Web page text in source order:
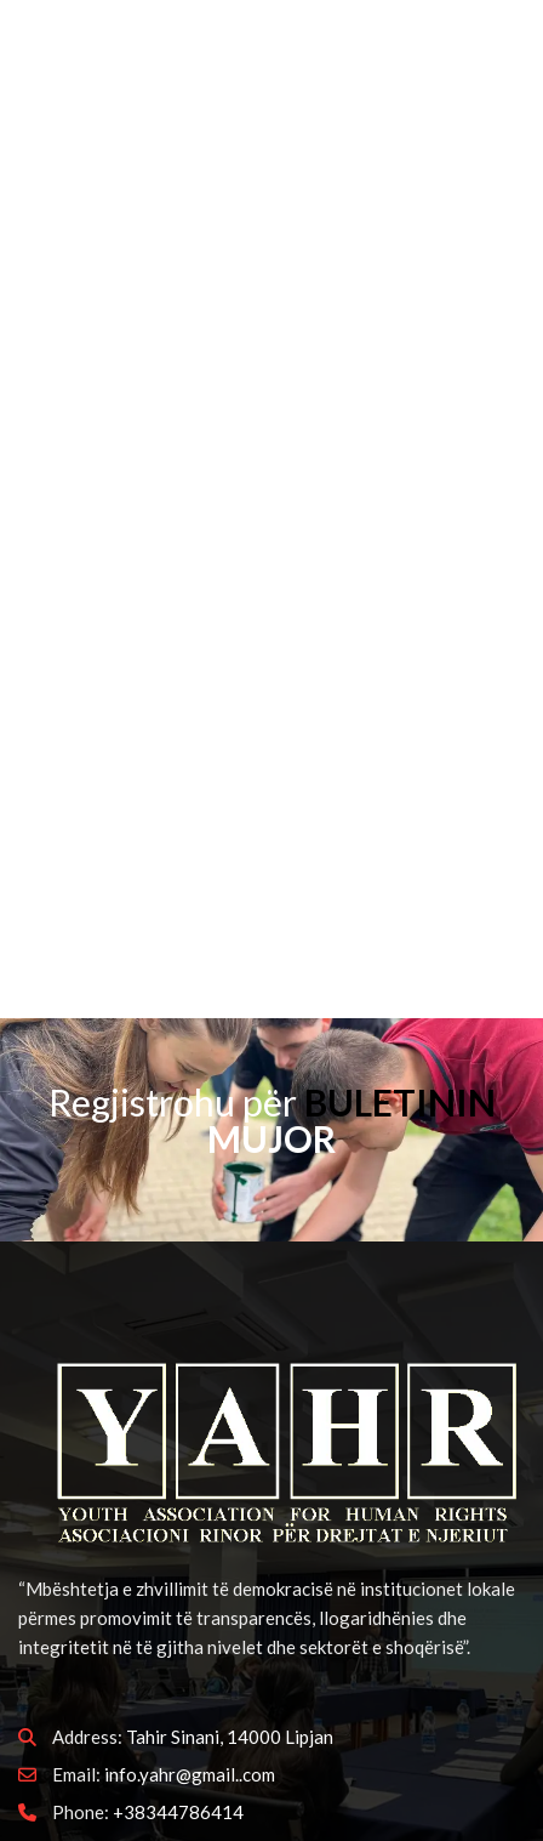
Regjistrohu përBULETININ
MUJOR
“Mbështetja e zhvillimit të demokracisë në institucionet lokale
përmes promovimit të transparencës, llogaridhënies dhe
integritetit në të gjitha nivelet dhe sektorët e shoqërisë”.
Address: Tahir Sinani, 14000 Lipjan
Email: info.yahr@gmail..com
Phone: +38344786414